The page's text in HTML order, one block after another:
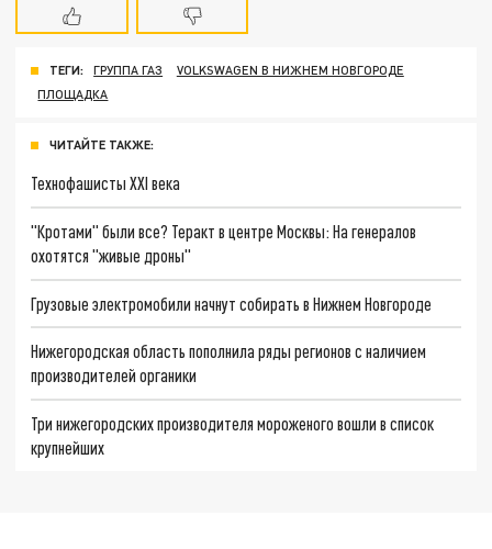
ТЕГИ: ГРУППА ГАЗ
VOLKSWAGEN В НИЖНЕМ НОВГОРОДЕ
ПЛОЩАДКА
ЧИТАЙТЕ ТАКЖЕ:
Технофашисты XXI века
"Кротами" были все? Теракт в центре Москвы: На генералов
охотятся "живые дроны"
Грузовые электромобили начнут собирать в Нижнем Новгороде
Нижегородская область пополнила ряды регионов с наличием
производителей органики
Три нижегородских производителя мороженого вошли в список
крупнейших